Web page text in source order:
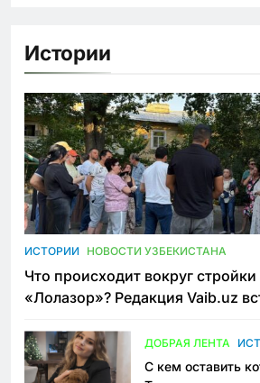
Истории
ИСТОРИИ НОВОСТИ УЗБЕКИСТАНА
Что происходит вокруг
«Лолазор»? Редакция Vaib.uz
ДОБРАЯ ЛЕНТА
С кем оставить